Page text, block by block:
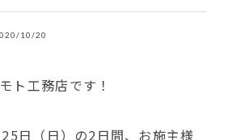
10/20
ト工務店です！
日（日）の2日間、お施主様